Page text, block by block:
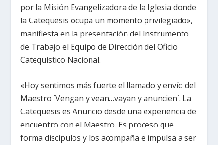
por la Misión Evangelizadora de la Iglesia donde
la Catequesis ocupa un momento privilegiado»,
manifiesta en la presentación del Instrumento
de Trabajo el Equipo de Dirección del Oficio
Catequístico Nacional.
«Hoy sentimos más fuerte el llamado y envío del
Maestro ´Vengan y vean…vayan y anuncien`. La
Catequesis es Anuncio desde una experiencia de
encuentro con el Maestro. Es proceso que
forma discípulos y los acompaña e impulsa a ser